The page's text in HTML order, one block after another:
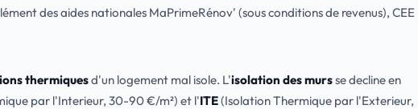
des aides nationales MaPrimeRénov' (sous conditions de revenus), CEE
thermiquesd'un logement mal isole. L'isolation des mursse decline en
par l'Interieur, 30-90 €/m²) et l'ITE(Isolation Thermique par l'Exterieur,